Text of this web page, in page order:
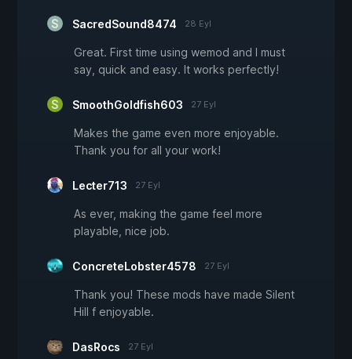
SacredSound8474 28 Eyl
Great. First time using wemod and I must
say, quick and easy. It works perfectly!
SmoothGoldfish603 27 Eyl
Makes the game even more enjoyable.
Thank you for all your work!
Lecter713 27 Eyl
As ever, making the game feel more
playable, nice job.
ConcreteLobster4578 27 Eyl
Thank you! These mods have made Silent
Hill f enjoyable.
DasRocs 27 Eyl